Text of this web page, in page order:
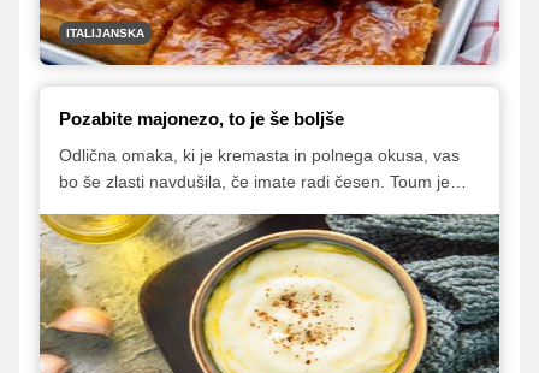
ITALIJANSKA
Pozabite majonezo, to je še boljše
Odlična omaka, ki je kremasta in polnega okusa, vas
bo še zlasti navdušila, če imate radi česen. Toum je
limoninega soka, začimb in kar precejšnje količine
česna. Po mnenju Taste Atlasa, spletnega kataloga
svetovne kulinarike, je to trenutno ena najboljših omak
na svetu, ker ne vsebuje živalskih proizvodov, pa je
primerna tudi za vegane.